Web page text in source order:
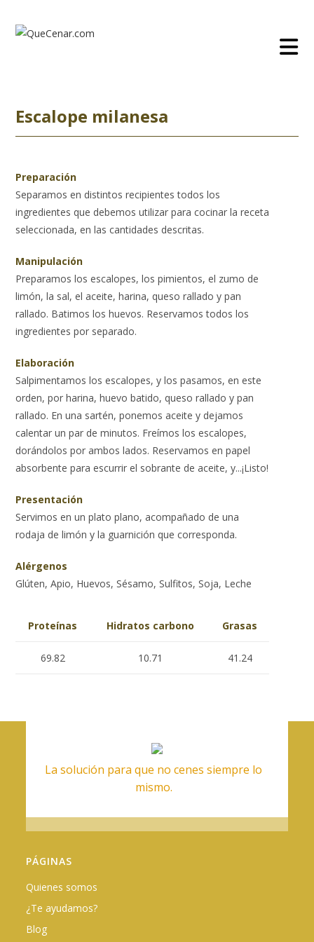
contenido
Escalope milanesa
Preparación
Separamos en distintos recipientes todos los
ingredientes que debemos utilizar para cocinar la receta
seleccionada, en las cantidades descritas.
Manipulación
Preparamos los escalopes, los pimientos, el zumo de
limón, la sal, el aceite, harina, queso rallado y pan
rallado. Batimos los huevos. Reservamos todos los
ingredientes por separado.
Elaboración
Salpimentamos los escalopes, y los pasamos, en este
orden, por harina, huevo batido, queso rallado y pan
rallado. En una sartén, ponemos aceite y dejamos
calentar un par de minutos. Freímos los escalopes,
dorándolos por ambos lados. Reservamos en papel
absorbente para escurrir el sobrante de aceite, y...¡Listo!
Presentación
Servimos en un plato plano, acompañado de una
rodaja de limón y la guarnición que corresponda.
Alérgenos
Glúten, Apio, Huevos, Sésamo, Sulfitos, Soja, Leche
Proteínas Hidratos carbono Grasas
69.82 10.71 41.24
La solución para que no cenes siempre lo
mismo.
PÁGINAS
Quienes somos
¿Te ayudamos?
Blog